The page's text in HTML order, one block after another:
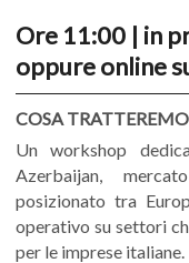
Ore 11:00 | in
oppure online
COSA
Un workshop
Azerbaijan,
posizionato tra
operativo su settori
per le imprese italiane.